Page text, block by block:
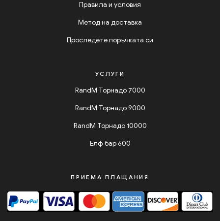
Правила и условия
Метод на доставка
Проследете поръчката си
УСЛУГИ
RandM Торнадо 7000
RandM Торнадо 9000
RandM Торнадо 10000
Елф бар 600
ПРИЕМА ПЛАЩАНИЯ